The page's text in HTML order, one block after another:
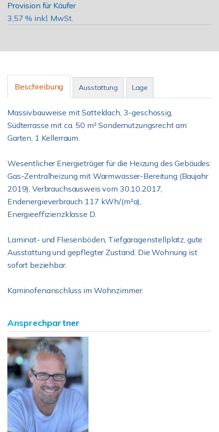
Provision für Käufer
3,57 % inkl. MwSt.
Beschreibung Ausstattung Lage
Massivbauweise mit Satteldach, 3-geschossig,
Südterrasse mit ca. 50 m² Sondernutzungsrecht am
Garten, 1 Kellerraum.
Wesentlicher Energieträger für die Heizung des Gebäudes:
Gas-Zentralheizung mit Warmwasser-Bereitung (Baujahr
2019), Verbrauchsausweis vom 30.10.2017,
Endenergieverbrauch 117 kWh/(m²a),
Energieeffizienzklasse D.
Laminat- und Fliesenböden, Tiefgaragenstellplatz, gute
Ausstattung und gepflegter Zustand. Die Wohnung ist
sofort beziehbar.
Kaminofenanschluss im Wohnzimmer.
Ansprechpartner